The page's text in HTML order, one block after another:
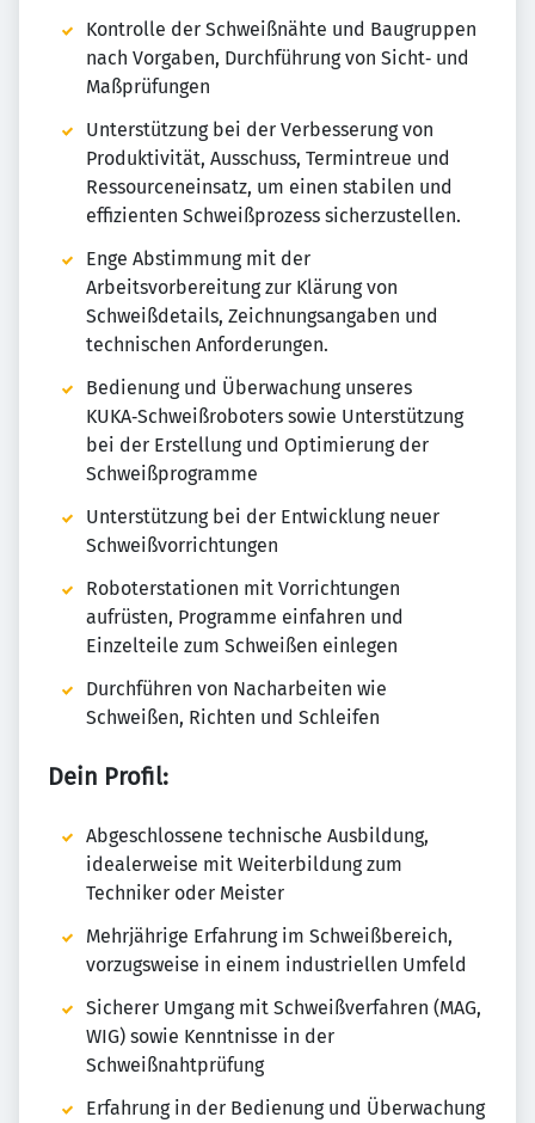
Kontrolle der Schweißnähte und Baugruppen
nach Vorgaben, Durchführung von Sicht‑ und
Maßprüfungen
Unterstützung bei der Verbesserung von
Produktivität, Ausschuss, Termintreue und
Ressourceneinsatz, um einen stabilen und
effizienten Schweißprozess sicherzustellen.
Enge Abstimmung mit der
Arbeitsvorbereitung zur Klärung von
Schweißdetails, Zeichnungsangaben und
technischen Anforderungen.
Bedienung und Überwachung unseres
KUKA‑Schweißroboters sowie Unterstützung
bei der Erstellung und Optimierung der
Schweißprogramme
Unterstützung bei der Entwicklung neuer
Schweißvorrichtungen
Roboterstationen mit Vorrichtungen
aufrüsten, Programme einfahren und
Einzelteile zum Schweißen einlegen
Durchführen von Nacharbeiten wie
Schweißen, Richten und Schleifen
Dein Profil:
Abgeschlossene technische Ausbildung,
idealerweise mit Weiterbildung zum
Techniker oder Meister
Mehrjährige Erfahrung im Schweißbereich,
vorzugsweise in einem industriellen Umfeld
Sicherer Umgang mit Schweißverfahren (MAG,
WIG) sowie Kenntnisse in der
Schweißnahtprüfung
Erfahrung in der Bedienung und Überwachung